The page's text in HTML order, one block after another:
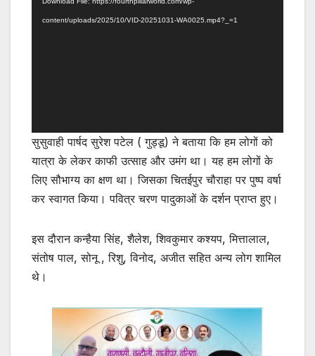
content/uploads/2025/10/VID-20251031-WA0025.mp4?_=1
सुसुवाही पार्षद सुरेश पटेल ( गुड्डू) ने बताया कि हम लोगों को
यात्रा के लेकर काफी उत्साह और उमंग था। यह हम लोगों के
लिए सौभाग्य का क्षण था। जिसका चितईपुर चौराहा पर पुष्प वर्षा
कर स्वागत किया। पवित्र चरण पादुकाओं के दर्शन प्राप्त हुए।
इस दौरान कन्हैया सिंह, शैलेश, शिवकुमार कश्यप, मित्तालाल,
संतोष पाल, सोनू , रिशु, विनोद, अजीत सहित अन्य लोग शामिल
थे।